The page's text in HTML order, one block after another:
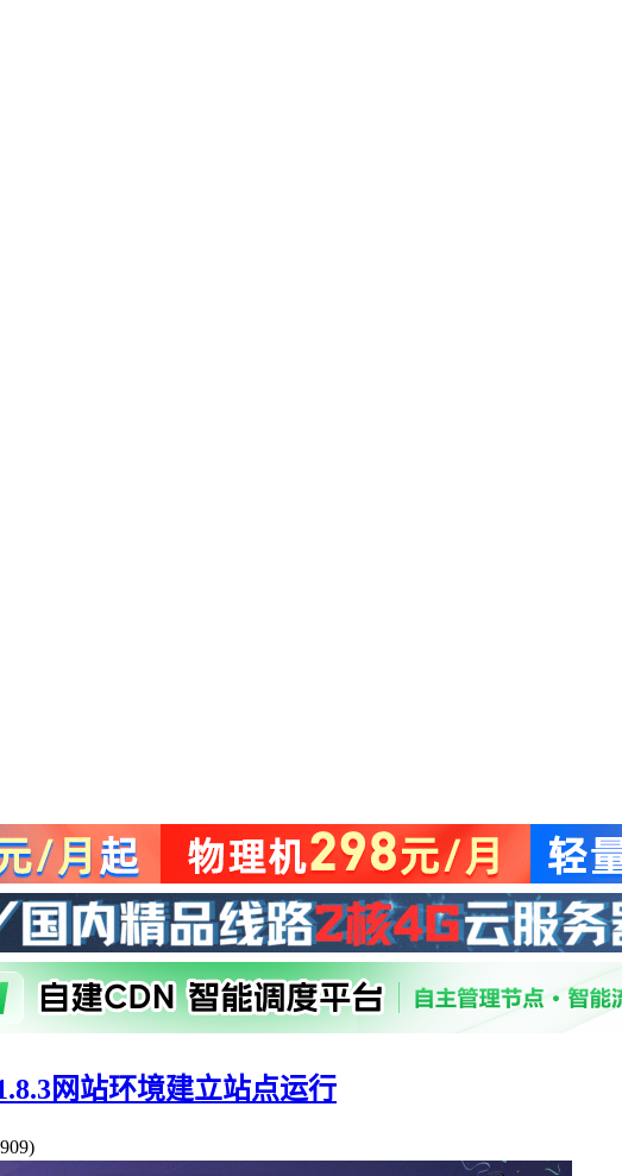
网站环境建立站点运行